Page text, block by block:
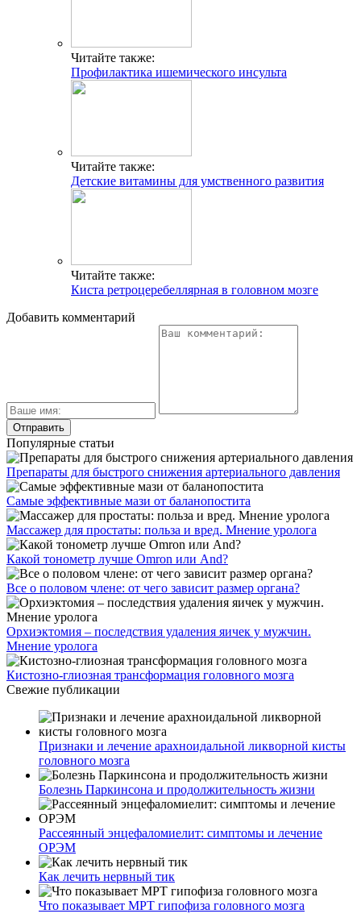
Читайте также:
Профилактика ишемического инсульта
Читайте также:
Детские витамины для умственного развития
Читайте также:
Киста ретроцеребеллярная в головном мозге
Добавить комментарий
Популярные статьи
Препараты для быстрого снижения артериального давления
Самые эффективные мази от баланопостита
Массажер для простаты: польза и вред. Мнение уролога
Какой тонометр лучше Omron или And?
Все о половом члене: от чего зависит размер органа?
Орхиэктомия – последствия удаления яичек у мужчин.
Мнение уролога
Кистозно-глиозная трансформация головного мозга
Свежие публикации
Признаки и лечение арахноидальной ликворной кисты
головного мозга
Болезнь Паркинсона и продолжительность жизни
Рассеянный энцефаломиелит: симптомы и лечение
ОРЭМ
Как лечить нервный тик
Что показывает МРТ гипофиза головного мозга